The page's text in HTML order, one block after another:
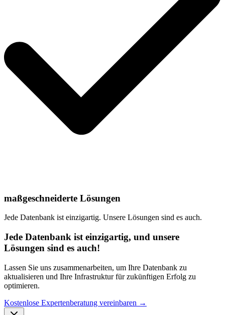
maßgeschneiderte Lösungen
Jede Datenbank ist einzigartig. Unsere Lösungen sind es auch.
Jede Datenbank ist einzigartig, und unsere
Lösungen sind es auch!
Lassen Sie uns zusammenarbeiten, um Ihre Datenbank zu
aktualisieren und Ihre Infrastruktur für zukünftigen Erfolg zu
optimieren.
Kostenlose Expertenberatung vereinbaren →